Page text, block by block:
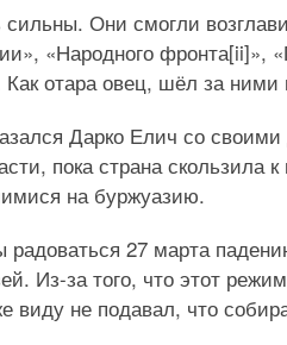
Они смогли
«Народного фронта[ii]»,
отара овец, шёл за ними
Дарко Елич со
пока страна скользила
на буржуазию.
27 марта
Из-за того, что этот
виду не подавал, что